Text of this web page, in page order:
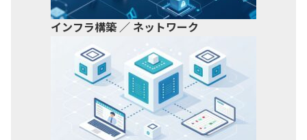
インフラ構築 ／ ネットワーク